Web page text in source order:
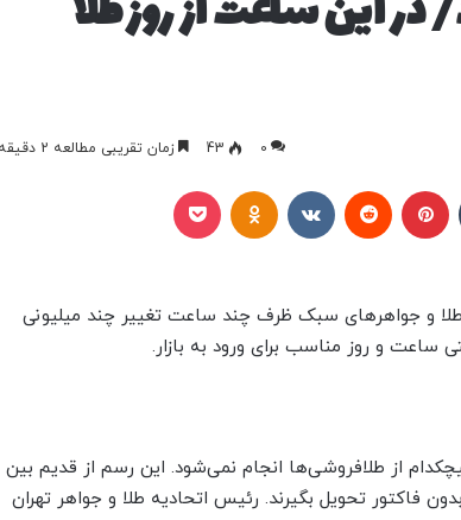
0
43 زمان تقریبی مطالعه 2 دقیقه
طلا و جواهرهای سبک ظرف چند ساعت تغییر چند میلیونی
و روز مناسب برای ورود به بازار.
از طلافروشی‌ها انجام نمی‌شود. این رسم از قدیم بین
فاکتور تحویل بگیرند. رئیس اتحادیه طلا و جواهر تهران